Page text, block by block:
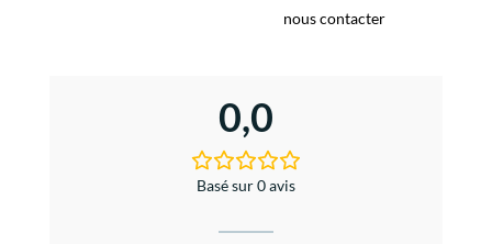
nous contacter
0,0
Basé sur 0 avis